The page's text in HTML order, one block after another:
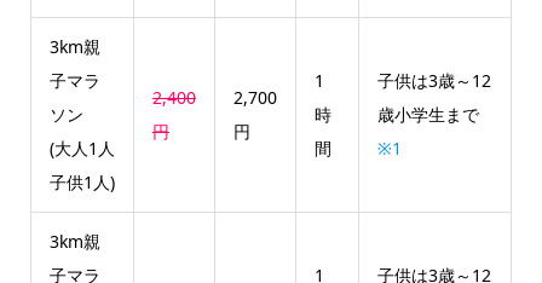
3km親
子マラ
ソン
(大人1人
子供1人)
2,400
円
2,700
円
1
時
間
子供は3歳～12
歳小学生まで
※1
3km親
子マラ
1
子供は3歳～12